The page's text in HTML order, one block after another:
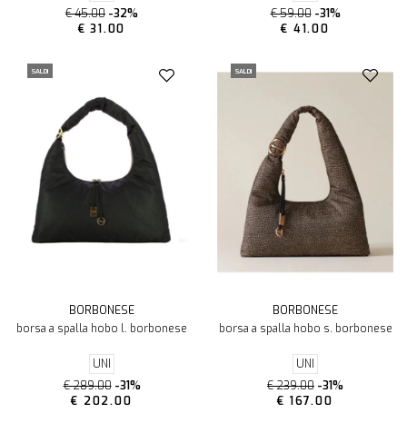
€ 45.00 -32%
€ 31.00
€ 59.00 -31%
€ 41.00
SALDI
BORBONESE
borsa a spalla hobo l. borbonese
UNI
€ 289.00 -31%
€ 202.00
SALDI
BORBONESE
borsa a spalla hobo s. borbonese
UNI
€ 239.00 -31%
€ 167.00